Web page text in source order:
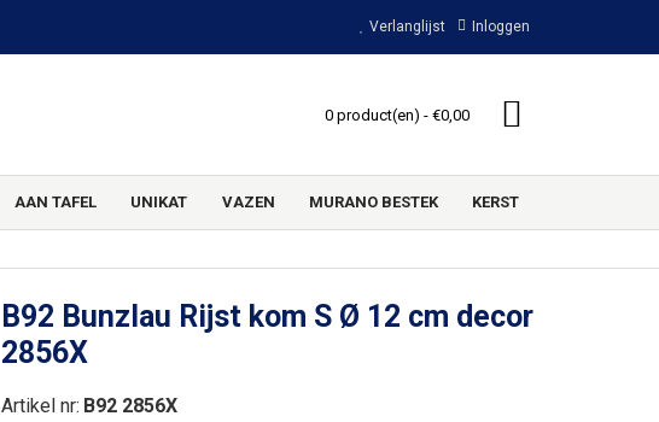
Verlanglijst Inloggen
0 product(en) - €0,00
AAN TAFEL UNIKAT VAZEN MURANO BESTEK KERST
B92 Bunzlau Rijst kom S Ø 12 cm decor
2856X
Artikel nr: B92 2856X